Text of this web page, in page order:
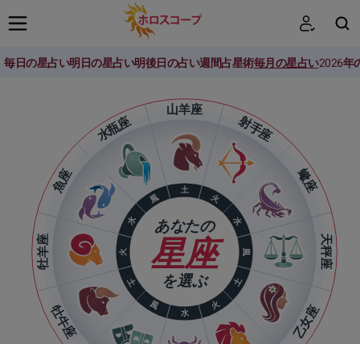
毎日の星占い明日の星占い明後日の占い週間占星術毎月の星占い2026年
牡羊座
牡牛座 乙女座
天秤座
蠍座
射手座
山羊座
水瓶座
魚座
火
土
風
水
火
土
風
水
火
土
風
水 あなたの
星座
を選ぶ